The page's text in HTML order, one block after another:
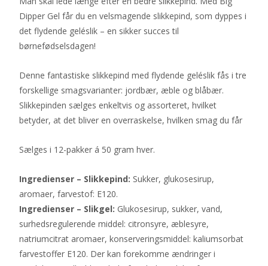
var:
190 kr..
er:
110 kr..
Dipper Gel får du en velsmagende slikkepind, som dyppes i
det flydende geléslik – en sikker succes til
børnefødselsdagen!
Denne fantastiske slikkepind med flydende geléslik fås i tre
forskellige smagsvarianter: jordbær, æble og blåbær.
Slikkepinden sælges enkeltvis og assorteret, hvilket
betyder, at det bliver en overraskelse, hvilken smag du får
Sælges i 12-pakker á 50 gram hver.
Ingredienser – Slikkepind: Sukker, glukosesirup,
aromaer, farvestof: E120.
Ingredienser – Slikgel: Glukosesirup, sukker, vand,
surhedsregulerende middel: citronsyre, æblesyre,
natriumcitrat aromaer, konserveringsmiddel: kaliumsorbat
farvestoffer E120. Der kan forekomme ændringer i